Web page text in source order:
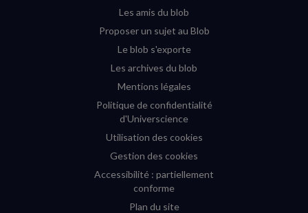
Les amis du blob
Proposer un sujet au Blob
Le blob s'exporte
Les archives du blob
Mentions légales
Politique de confidentialité
d'Universcience
Utilisation des cookies
Gestion des cookies
Accessibilité : partiellement
conforme
Plan du site